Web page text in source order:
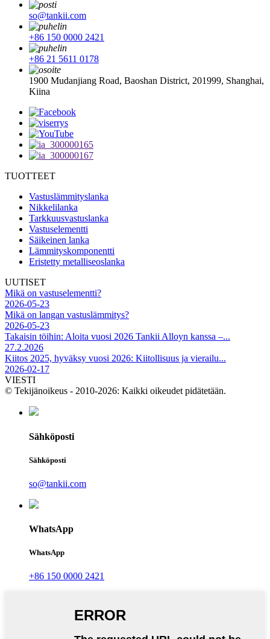
so@tankii.com
+86 150 0000 2421
+86 21 5611 0178
1900 Mudanjiang Road, Baoshan District, 201999, Shanghai,
Kiina
TUOTTEET
Vastuslämmityslanka
Nikkelilanka
Tarkkuusvastuslanka
Vastuselementti
Säikeinen lanka
Lämmityskomponentti
Eristetty metalliseoslanka
UUTISET
Mikä on vastuselementti?
2026-05-23
Mikä on langan vastuslämmitys?
2026-05-23
Takaisin töihin: Aloita vuosi 2026 Tankii Alloyn kanssa –...
27.2.2026
Kiitos 2025, hyväksy vuosi 2026: Kiitollisuus ja vierailu...
2026-02-17
VIESTI
© Tekijänoikeus - 2010-2026: Kaikki oikeudet pidätetään.
Sähköposti
Sähköposti
so@tankii.com
WhatsApp
WhatsApp
+86 150 0000 2421